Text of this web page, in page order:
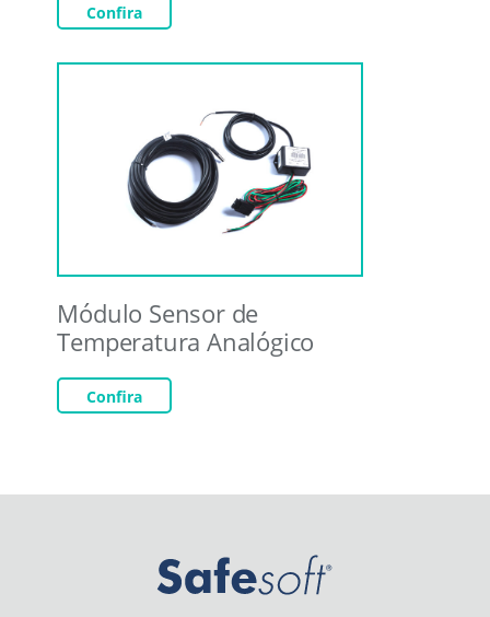
Confira
Módulo Sensor de
Temperatura Analógico
Confira